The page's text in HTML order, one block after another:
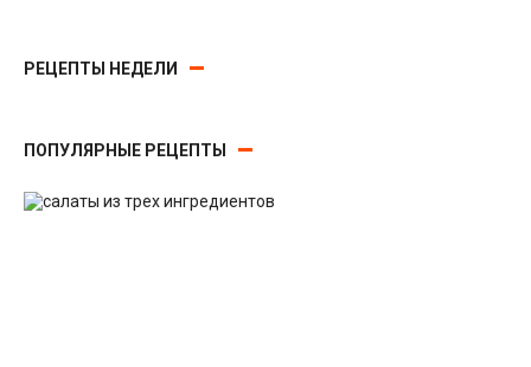
РЕЦЕПТЫ НЕДЕЛИ
ПОПУЛЯРНЫЕ РЕЦЕПТЫ